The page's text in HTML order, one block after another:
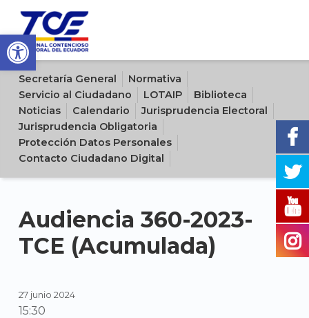
Open toolbar
Sitio oficial del Tribunal Contencioso Electoral del Ecuador
Secretaría General
Normativa
Servicio al Ciudadano
LOTAIP
Biblioteca
Noticias
Calendario
Jurisprudencia Electoral
Jurisprudencia Obligatoria
Protección Datos Personales
Contacto Ciudadano Digital
Audiencia 360-2023-
TCE (Acumulada)
27 junio 2024
15:30